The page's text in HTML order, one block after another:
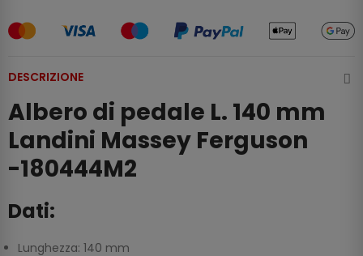
DESCRIZIONE
Albero di pedale L. 140 mm
Landini Massey Ferguson
-180444M2
Dati:
Lunghezza: 140 mm